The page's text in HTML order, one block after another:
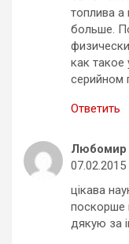
топлива а
больше.
как такое
серийном
Ответить
цікава
поскорше
дякую за